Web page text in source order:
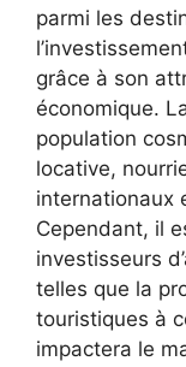
parmi les
grâce à son
économique.
population
locative,
internationaux
Cependant, il
investisseurs
telles que la
touristiques à
impactera le